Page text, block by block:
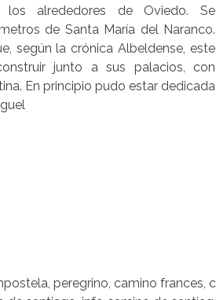
los alrededores de Oviedo. Se
de Santa María del Naranco.
según la crónica Albeldense, este
junto a sus palacios, con
En principio pudo estar dedicada